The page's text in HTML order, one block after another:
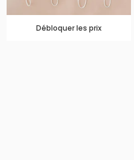
Débloquer les prix